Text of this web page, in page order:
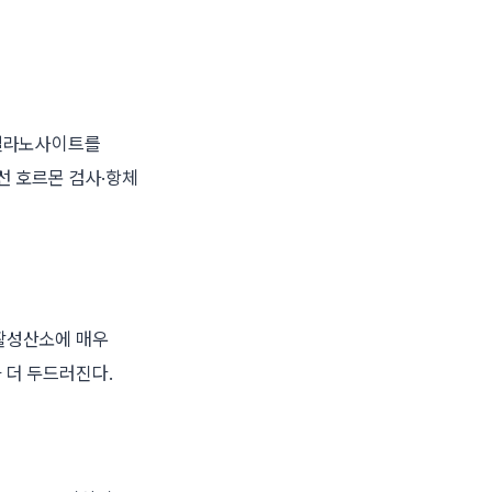
노사이트를
르몬 검사·항체
성산소에 매우
더 두드러진다.